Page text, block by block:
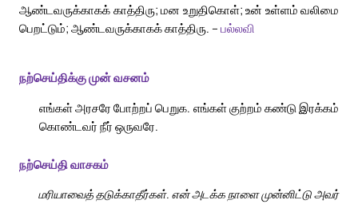
ஆண்டவருக்காகக் காத்திரு; மன உறுதிகொள்; உன் உள்ளம் வலிமை
பெறட்டும்; ஆண்டவருக்காகக் காத்திரு. – பல்லவி
நற்செய்திக்கு முன் வசனம்
எங்கள் அரசரே போற்றப் பெறுக. எங்கள் குற்றம் கண்டு இரக்கம்
கொண்டவர் நீர் ஒருவரே.
நற்செய்தி வாசகம்
மரியாவைத் தடுக்காதீர்கள். என் அடக்க நாளை முன்னிட்டு அவர்